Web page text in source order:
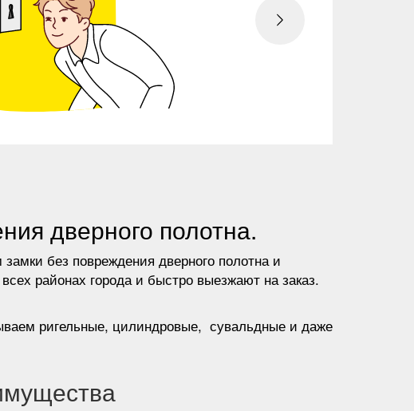
дверного полотна.
без повреждения дверного полотна и
районах города и быстро выезжают на заказ.
ригельные, цилиндровые, сувальдные и даже